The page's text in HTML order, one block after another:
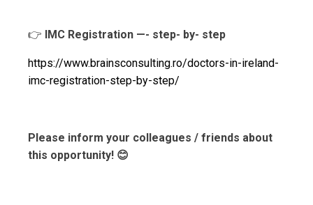
👉 IMC Registration —- step- by- step
https://www.brainsconsulting.ro/doctors-in-ireland-
imc-registration-step-by-step/
Please inform your colleagues / friends about
this opportunity! 😊